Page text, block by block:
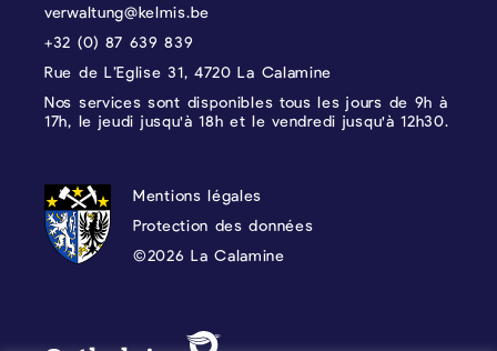
verwaltung@kelmis.be
+32 (0) 87 639 839
Rue de L’Eglise 31, 4720 La Calamine
Nos services sont disponibles tous les jours de 9h à
17h, le jeudi jusqu'à 18h et le vendredi jusqu'à 12h30.
PROTECTION DES DONNÉES, MENTIONS
Mentions légales
Protection des données
©2026 La Calamine